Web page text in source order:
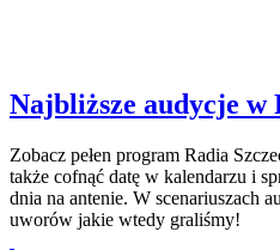
Najbliższe audycje w
Zobacz pełen program Radia
także cofnąć datę w kalendarzu i
dnia na antenie. W scenariuszach
uworów jakie wtedy graliśmy!